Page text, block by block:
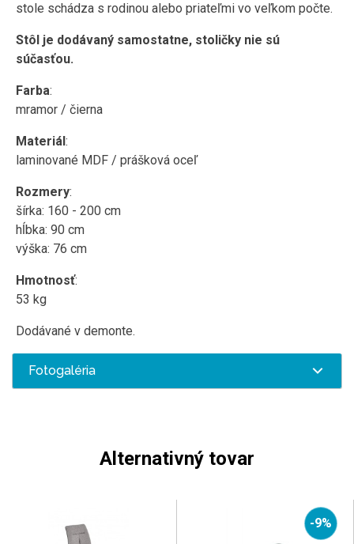
stole schádza s rodinou alebo priateľmi vo veľkom počte.
Stôl je dodávaný samostatne, stoličky nie sú
súčasťou.
Farba:
mramor / čierna
Materiál :
laminované MDF / prášková oceľ
Rozmery:
šírka: 160 - 200 cm
hĺbka: 90 cm
výška: 76 cm
Hmotnosť:
53 kg
Dodávané v demonte.
Fotogaléria
Alternativný tovar
-9%